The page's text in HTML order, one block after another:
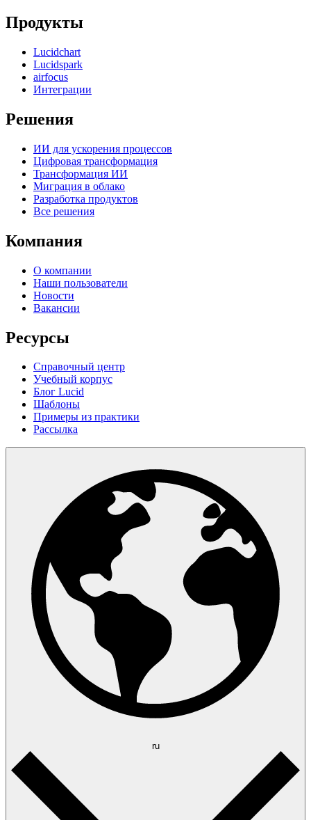
Продукты
Lucidchart
Lucidspark
airfocus
Интеграции
Решения
ИИ для ускорения процессов
Цифровая трансформация
Трансформация ИИ
Миграция в облако
Разработка продуктов
Все решения
Компания
О компании
Наши пользователи
Новости
Вакансии
Ресурсы
Справочный центр
Учебный корпус
Блог Lucid
Шаблоны
Примеры из практики
Рассылка
ru